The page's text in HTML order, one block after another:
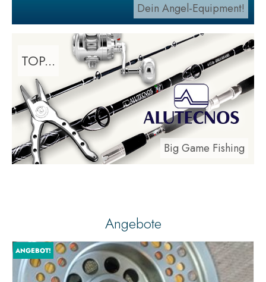
Dein Angel-Equipment!
TOP...
Big Game Fishing
Angebote
ANGEBOT!